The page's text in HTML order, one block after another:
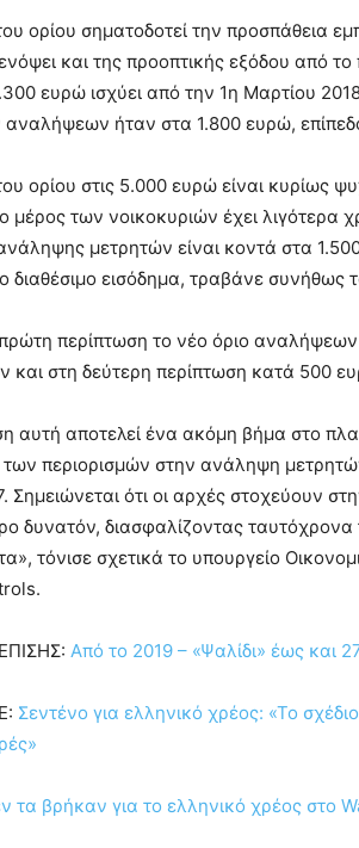
ορίου σηματοδοτεί την προσπάθεια
και της προοπτικής εξόδου από
ευρώ ισχύει από την 1η Μαρτίου
ήταν στα 1.800 ευρώ,
ορίου στις 5.000 ευρώ είναι κυρίως
μέρος των νοικοκυριών έχει
μετρητών είναι κοντά στα
διαθέσιμο εισόδημα, τραβάνε συνήθως
περίπτωση το νέο όριο
στη δεύτερη περίπτωση κατά 500
αυτή αποτελεί ένα ακόμη βήμα στο
περιορισμών στην ανάληψη
Σημειώνεται ότι οι αρχές στοχεύουν
δυνατόν, διασφαλίζοντας
τόνισε σχετικά το υπουργείο
Από το 2019 – «Ψαλίδι» έως και
Σεντένο για ελληνικό χρέος: «Το
τα βρήκαν για το ελληνικό χρέος στο